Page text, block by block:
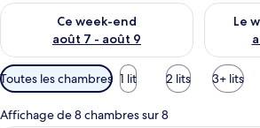
Ce week-end
août 7 - août 9
Vérifier la disponibilité pour ce week-
Le
Vérifier
Filtres
disponibles
pour
Toutes les chambres 1 lit 2 lits 3+ lits
Affichage de 8 chambres sur 8